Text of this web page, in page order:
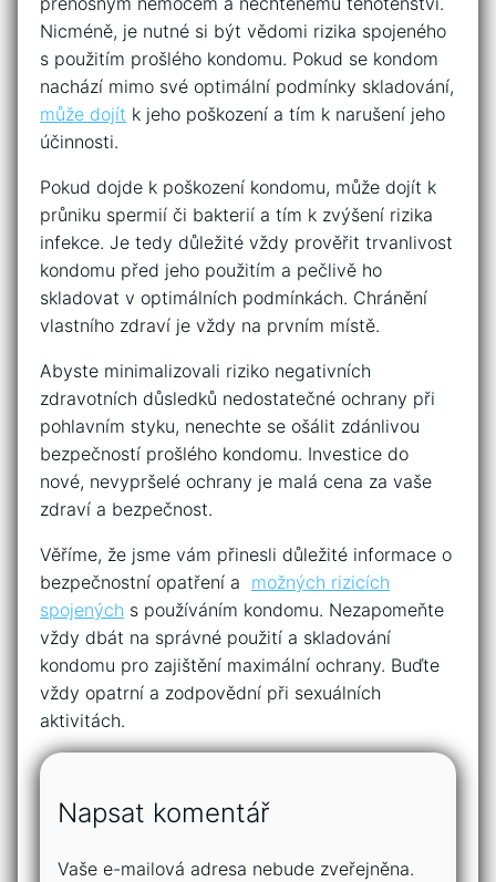
Nicméně, je nutné​ si být⁣ vědomi rizika spojeného
s použitím prošlého kondomu. Pokud se kondom
nachází ⁢mimo své optimální podmínky ⁤skladování,
může dojít k jeho poškození a tím k narušení jeho
účinnosti.
Pokud dojde k poškození⁢ kondomu, může⁢ dojít k
průniku spermií či bakterií a⁣ tím k zvýšení ​rizika
infekce. Je ⁢tedy důležité​ vždy prověřit trvanlivost
kondomu před jeho ⁢použitím a pečlivě ho
skladovat v optimálních podmínkách. Chránění​
vlastního zdraví je vždy na prvním místě.
Abyste minimalizovali riziko ​negativních
zdravotních⁢ důsledků ⁤nedostatečné⁣ ochrany při
pohlavním styku, nenechte se ‍ošálit zdánlivou
⁣bezpečností prošlého kondomu. Investice do
nové, nevypršelé⁤ ochrany je malá​ cena za vaše
zdraví a bezpečnost.
Věříme, že jsme vám přinesli důležité informace o
bezpečnostní opatření a ⁤ možných ​rizicích
spojených s‍ používáním kondomu. Nezapomeňte
⁤vždy dbát na správné ⁣použití a skladování
kondomu ​pro ‌zajištění maximální ochrany. Buďte
vždy opatrní a zodpovědní při ⁤sexuálních
aktivitách.
Napsat komentář
Vaše e-mailová adresa nebude zveřejněna.